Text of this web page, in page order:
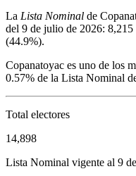
La Lista Nominal de
del 9 de julio de 2026: 8,215
(44.9%).
Copanatoyac es uno de los
0.57% de la Lista Nominal
Total electores
14,898
Lista Nominal vigente al 9